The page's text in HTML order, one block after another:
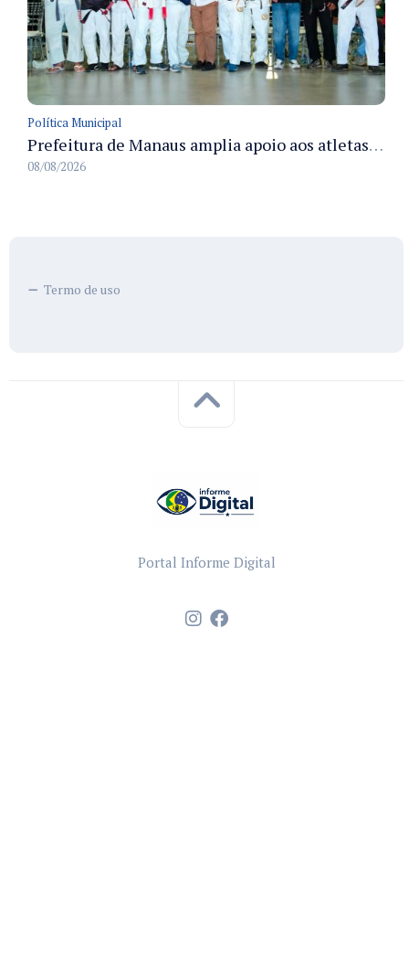
Política Municipal
Prefeitura de Manaus amplia apoio aos atletas de 100 para 150 beneficiados a partir do próximo ano
08/08/2026
Termo de uso
Portal Informe Digital